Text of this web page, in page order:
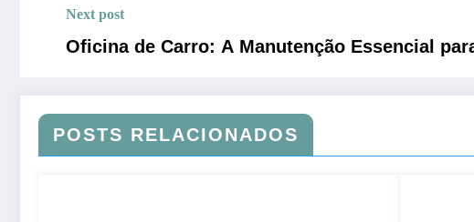
Next post
Oficina de Carro: A Manutenção Essencial
POSTS RELACIONADOS